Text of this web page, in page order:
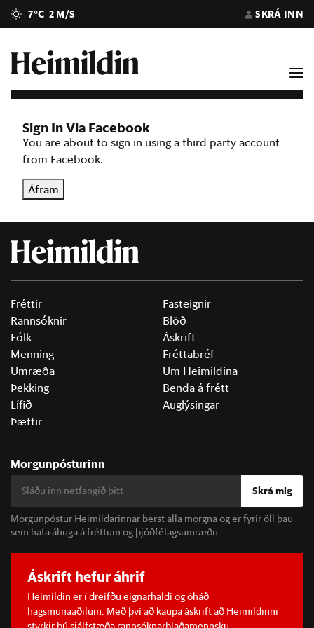
7°C 2 M/S SKRÁ INN
Sign In Via Facebook
You are about to sign in using a third party account
from Facebook.
Áfram
Fréttir
Rannsóknir
Fólk
Menning
Umræða
Þekking
Lífið
Þættir
Fasteignir
Blöð
Áskrift
Fréttabréf
Um Heimildina
Benda á frétt
Auglýsingar
Morgunpósturinn
Skrá mig
Morgunpóstur Heimildarinnar berst alla morgna og er fyrir öll þau
sem hafa áhuga á fréttum og þjóðfélagsumræðu.
Áskrift hefur áhrif
Heimildin er í dreifðu eignarhaldi og óháð
hagsmunaaðilum. Með því að kaupa áskrift að Heimildinni